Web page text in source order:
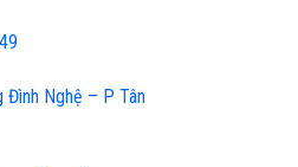
Đình Nghệ – P Tân